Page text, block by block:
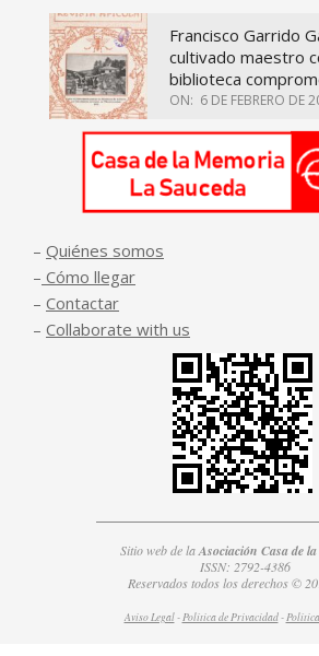
Francisco Garrido
cultivado maestro
biblioteca
ON: 6 DE FEBRERO DE
– Quiénes somos
– Cómo llegar
– Contactar
– Collaborate with us
Sitio web de laAsociación Casa de
ISSN: 2792-4386
Reservados todos los derechos ©
Aviso Legal-Política de Privacidad-